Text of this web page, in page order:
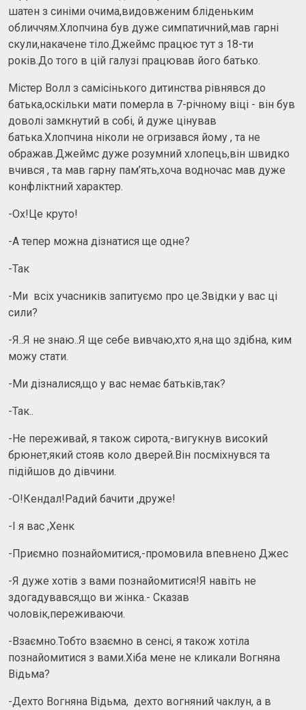
шатен з синіми очима,видовженим бліденьким
обличчям.Хлопчина був дуже симпатичний,мав гарні
скули,накачене тіло.Джеймс працює тут з 18-ти
років.До того в цій галузі працював його батько.
Містер Волл з самісінького дитинства рівнявся до
батька,оскільки мати померла в 7-річному віці - він був
доволі замкнутий в собі, й дуже цінував
батька.Хлопчина ніколи не огризався йому , та не
ображав.Джеймс дуже розумний хлопець,він швидко
вчився , та мав гарну пам’ять,хоча водночас мав дуже
конфліктний характер.
-Ох!Це круто!
-А тепер можна дізнатися ще одне?
-Так
-Ми всіх учасників запитуємо про це.Звідки у вас ці
сили?
-Я..Я не знаю..Я ще себе вивчаю,хто я,на що здібна, ким
можу стати.
-Ми дізналися,що у вас немає батьків,так?
-Так..
-Не переживай, я також сирота,-вигукнув високий
брюнет,який стояв коло дверей.Він посміхнувся та
підійшов до дівчини.
-О!Кендал!Радий бачити ,друже!
-І я вас ,Хенк
-Приємно познайомитися,-промовила впевнено Джес
-Я дуже хотів з вами познайомитися!Я навіть не
здогадувався,що ви жінка.- Сказав
чоловік,переживаючи.
-Взаємно.Тобто взаємно в сенсі, я також хотіла
познайомитися з вами.Хіба мене не кликали Вогняна
Відьма?
-Дехто Вогняна Відьма, дехто вогняний чаклун, а в